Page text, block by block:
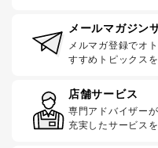
メールマガジン
メルマガ登録でオ
すすめトピックス
店舗サービス
専門アドバイザー
充実したサービス